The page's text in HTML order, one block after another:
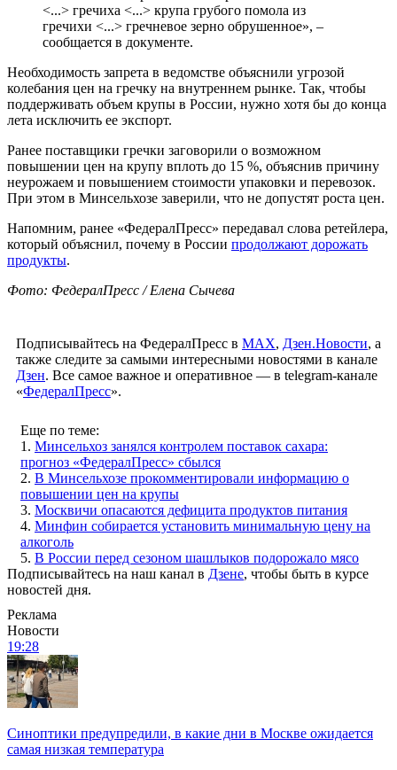
<...> гречиха <...> крупа грубого помола из
гречихи <...> гречневое зерно обрушенное», –
сообщается в документе.
Необходимость запрета в ведомстве объяснили угрозой
колебания цен на гречку на внутреннем рынке. Так, чтобы
поддерживать объем крупы в России, нужно хотя бы до конца
лета исключить ее экспорт.
Ранее поставщики гречки заговорили о возможном
повышении цен на крупу вплоть до 15 %, объяснив причину
неурожаем и повышением стоимости упаковки и перевозок.
При этом в Минсельхозе заверили, что не допустят роста цен.
Напомним, ранее «ФедералПресс» передавал слова ретейлера,
который объяснил, почему в России продолжают дорожать
продукты.
Фото: ФедералПресс / Елена Сычева
Подписывайтесь на ФедералПресс в МАХ, Дзен.Новости, а
также следите за самыми интересными новостями в канале
Дзен. Все самое важное и оперативное — в telegram-канале
«ФедералПресс».
Еще по теме:
1. Минсельхоз занялся контролем поставок сахара:
прогноз «ФедералПресс» сбылся
2. В Минсельхозе прокомментировали информацию о
повышении цен на крупы
3. Москвичи опасаются дефицита продуктов питания
4. Минфин собирается установить минимальную цену на
алкоголь
5. В России перед сезоном шашлыков подорожало мясо
Подписывайтесь на наш канал в Дзене, чтобы быть в курсе
новостей дня.
Реклама
Новости
19:28
Синоптики предупредили, в какие дни в Москве ожидается
самая низкая температура